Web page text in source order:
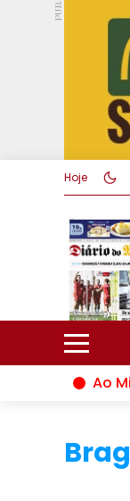
PUB.
Hoje
Ao
Santiago de
B.